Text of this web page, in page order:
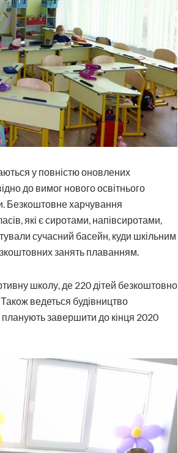
у повністю оновлених
до вимог нового освітнього
Безкоштовне харчування
які є сиротами, напівсиротами,
сучасний басейн, куди шкільним
занять плаванням.
школу, де 220 дітей безкоштовно
ведеться будівництво
завершити до кінця 2020